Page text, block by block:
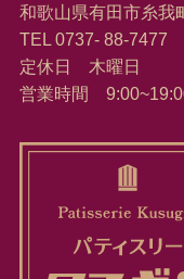
和歌山県有田市糸我
TEL 0737- 88-7477
定休日 木曜日
営業時間